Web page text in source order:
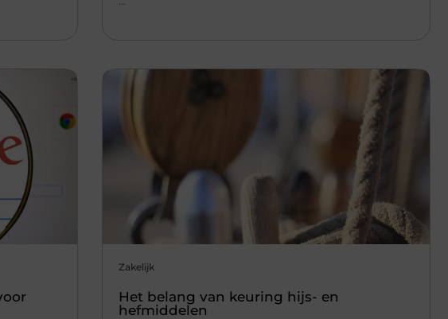
Zakelijk
Het belang van keuring hijs- en
hefmiddelen